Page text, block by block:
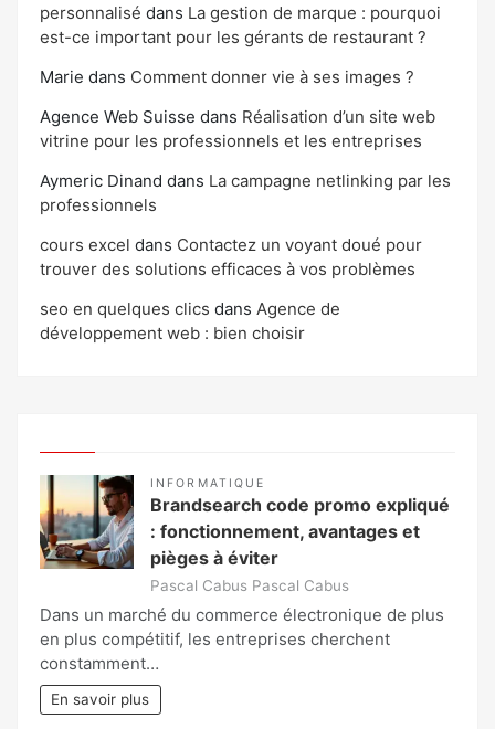
personnalisé dans La gestion de marque : pourquoi
est-ce important pour les gérants de restaurant ?
Marie dans Comment donner vie à ses images ?
Agence Web Suisse dans Réalisation d’un site web
vitrine pour les professionnels et les entreprises
Aymeric Dinand dans La campagne netlinking par les
professionnels
cours excel dans Contactez un voyant doué pour
trouver des solutions efficaces à vos problèmes
seo en quelques clics dans Agence de
développement web : bien choisir
INFORMATIQUE
Brandsearch code promo expliqué
: fonctionnement, avantages et
pièges à éviter
Pascal Cabus Pascal Cabus
Dans un marché du commerce électronique de plus
en plus compétitif, les entreprises cherchent
constamment…
En savoir plus